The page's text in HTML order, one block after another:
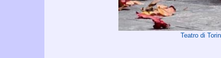
Teatro di